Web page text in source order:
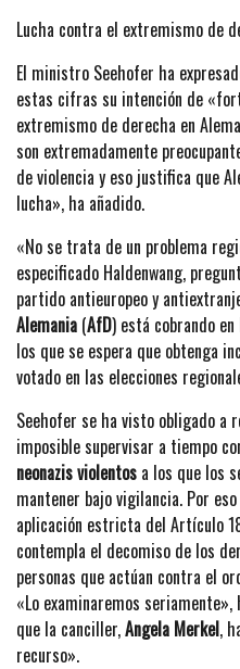
Lucha contra el extremismo de
El ministro Seehofer ha
estas cifras su intención de
extremismo de derecha en
son extremadamente
de violencia y eso justifica que
lucha», ha añadido.
«No se trata de un problema
especificado Haldenwang,
partido antieuropeo y
Alemania (AfD) está cobrando
los que se espera que obtenga
votado en las elecciones
Seehofer se ha visto obligado a
imposible supervisar a tiempo
neonazis violentos a los que los
mantener bajo vigilancia. Por
aplicación estricta del Artículo
contempla el decomiso de los
personas que actúan contra el
«Lo examinaremos
que la canciller,Angela Merkel,
recurso».